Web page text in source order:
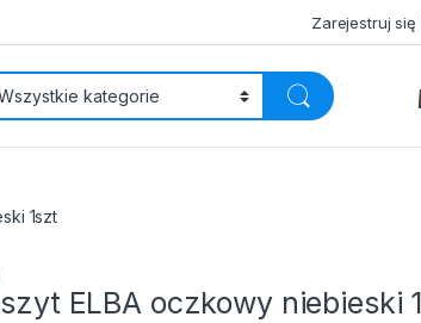
Zarejestruj
1szt
ELBA oczkowy niebieski